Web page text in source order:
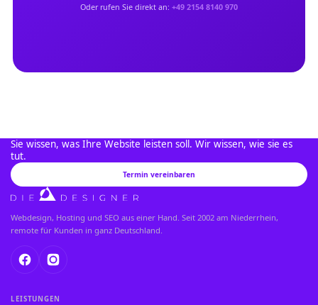
Oder rufen Sie direkt an: +49 2154 8140 970
Sie wissen, was Ihre Website leisten soll. Wir wissen, wie sie es
tut.
Termin vereinbaren
Webdesign, Hosting und SEO aus einer Hand. Seit 2002 am Niederrhein,
remote für Kunden in ganz Deutschland.
LEISTUNGEN